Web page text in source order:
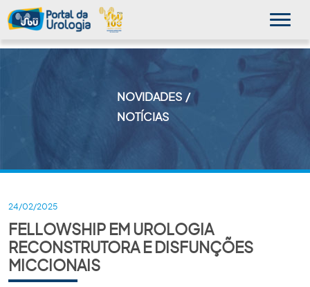
PUBLICAÇÕES
SBU NO CONSULTÓRIO
NOVIDADES
NOTÍCIAS
24/02/2025
FELLOWSHIP EM UROLOGIA
RECONSTRUTORA E DISFUNÇÕES
MICCIONAIS